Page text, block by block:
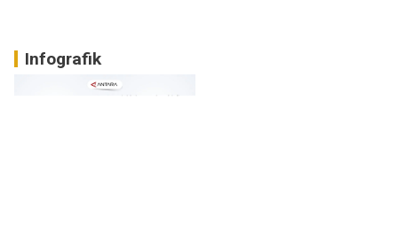
Infografik